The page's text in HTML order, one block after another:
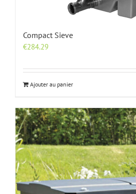
Compact Sieve
€284.29
Ajouter au panier